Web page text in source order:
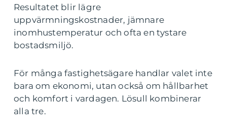
Resultatet blir lägre
uppvärmningskostnader, jämnare
inomhustemperatur och ofta en tystare
bostadsmiljö.
För många fastighetsägare handlar valet inte
bara om ekonomi, utan också om hållbarhet
och komfort i vardagen. Lösull kombinerar
alla tre.